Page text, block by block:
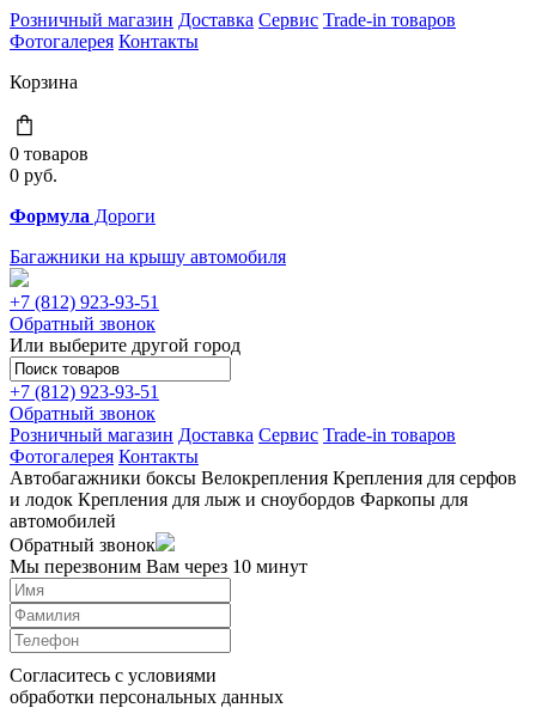
Розничный магазин Доставка Сервис Trade-in товаров
Фотогалерея Контакты
Корзина
0 товаров
0 руб.
Формула Дороги
Багажники на крышу автомобиля
+7 (812) 923-93-51
Обратный звонок
Или выберите другой город
+7 (812) 923-93-51
Обратный звонок
Розничный магазин Доставка Сервис Trade-in товаров
Фотогалерея Контакты
Автобагажники боксы Велокрепления Крепления для серфов
и лодок Крепления для лыж и сноубордов Фаркопы для
автомобилей
Обратный звонок
Мы перезвоним Вам через 10 минут
Согласитесь с условиями
обработки персональных данных